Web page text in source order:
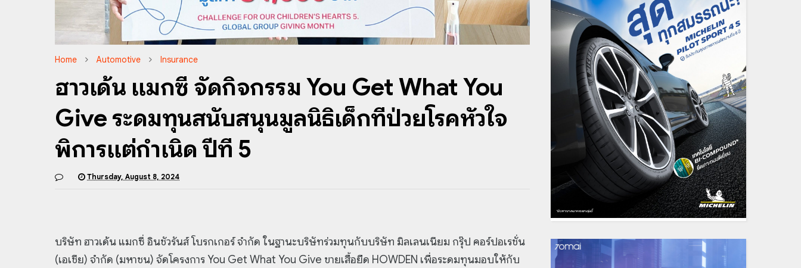
Home Automotive Insurance
ฮาวเด้น แมกซี่ จัดกิจกรรม You Get What You
Give ระดมทุนสนับสนุนมูลนิธิเด็กที่ป่วยโรคหัวใจ
พิการแต่กำเนิด ปีที่ 5
Thursday, August 8, 2024
บริษัท ฮาวเด้น แมกซี่ อินชัวรันส์ โบรกเกอร์ จำกัด ในฐานะบริษัทร่วมทุนกับบริษัท มิลเลนเนียม กรุ๊ป คอร์ปอเรชั่น
(เอเชีย) จำกัด (มหาชน) จัดโครงการ You Get What You Give ขายเสื้อยืด HOWDEN เพื่อระดมทุนมอบให้กับ